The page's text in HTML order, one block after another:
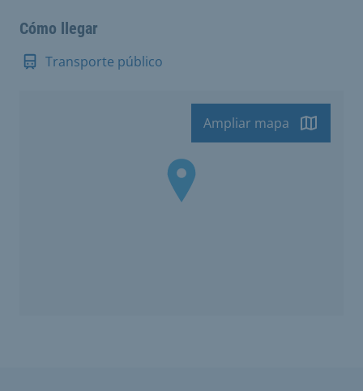
Cómo llegar
Transporte público
Ampliar mapa